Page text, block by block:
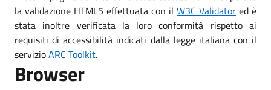
la validazione HTML5 effettuata con il W3C Validator ed è
stata inoltre verificata la loro conformità rispetto ai
requisiti di accessibilità indicati dalla legge italiana con il
servizioARC Toolkit.
Browser